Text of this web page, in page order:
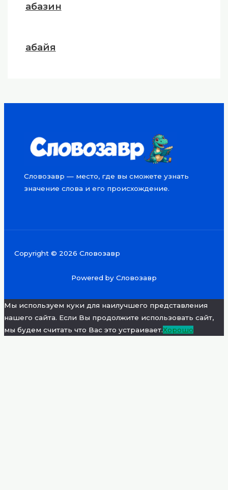
абазин
абайя
Словозавр — место, где вы сможете узнать
значение слова и его происхождение.
Copyright © 2026 Словозавр
Powered by Словозавр
Мы используем куки для наилучшего представления
нашего сайта. Если Вы продолжите использовать сайт,
мы будем считать что Вас это устраивает.Хорошо